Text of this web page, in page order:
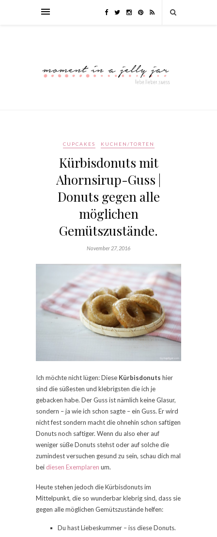
CUPCAKES KUCHEN/TORTEN
Kürbisdonuts mit
Ahornsirup-Guss |
Donuts gegen alle
möglichen
Gemütszustände.
November 27, 2016
Ich möchte nicht lügen: Diese Kürbisdonuts hier
sind die süßesten und klebrigsten die ich je
gebacken habe. Der Guss ist nämlich keine Glasur,
sondern – ja wie ich schon sagte – ein Guss. Er wird
nicht fest sondern macht die ohnehin schon saftigen
Donuts noch saftiger. Wenn du also eher auf
weniger süße Donuts stehst oder auf solche die
zumindest versuchen gesund zu sein, schau dich mal
bei diesen Exemplaren um.
Heute stehen jedoch die Kürbisdonuts im
Mittelpunkt, die so wunderbar klebrig sind, dass sie
gegen alle möglichen Gemütszustände helfen:
Du hast Liebeskummer – iss diese Donuts.